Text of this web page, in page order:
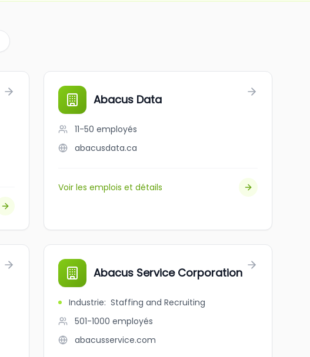
Abacus Data
11-50 employés
abacusdata.ca
Voir les emplois et détails
Abacus Service Corporation
Industrie: Staffing and Recruiting
501-1000 employés
abacusservice.com